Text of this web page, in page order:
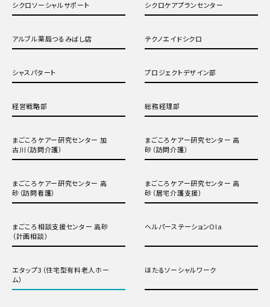
シクロソーシャルサポート シクロケアプランセンター
アルブル薬局つるみばし店 テクノエイドシクロ
シャスパタート プロジェクトデザイン部
経営戦略部 総務経理部
まごころケアー研究センター 加
古川（訪問介護）
まごころケアー研究センター 高
砂（訪問介護）
まごころケアー研究センター 高
砂（訪問看護）
まごころケアー研究センター 高
砂（居宅介護支援）
まごころ相談支援センター 高砂
（計画相談）
ヘルパーステーションOla
エタップ3（住宅型有料老人ホー
ム）
ほたるソーシャルワーク